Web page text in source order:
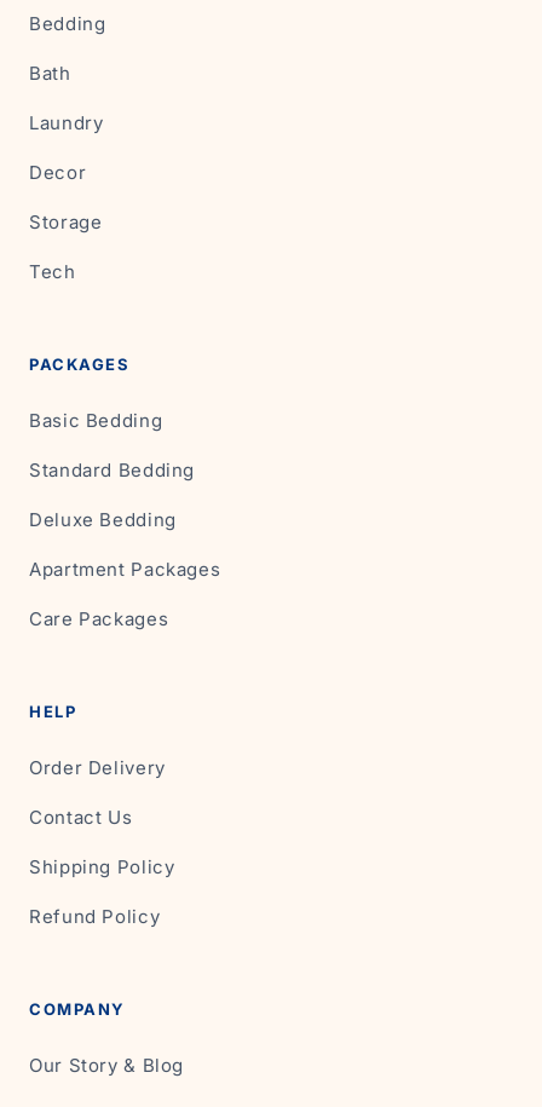
Bedding
Bath
Laundry
Decor
Storage
Tech
PACKAGES
Basic Bedding
Standard Bedding
Deluxe Bedding
Apartment Packages
Care Packages
HELP
Order Delivery
Contact Us
Shipping Policy
Refund Policy
COMPANY
Our Story & Blog